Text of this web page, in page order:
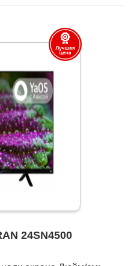
24SN4500